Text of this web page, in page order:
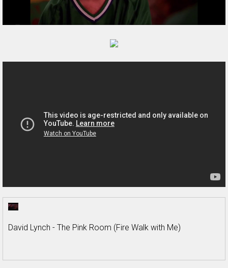
David Lynch - The Pink Room (Fire Walk with Me)